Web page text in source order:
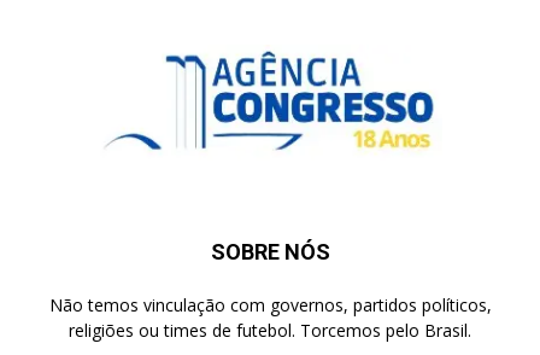
SOBRE NÓS
Não temos vinculação com governos, partidos políticos,
religiões ou times de futebol. Torcemos pelo Brasil.